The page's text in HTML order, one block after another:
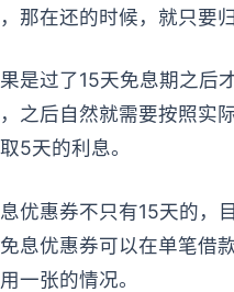
那在还的时候，就只要
是过了15天免息期之后
之后自然就需要按照实
5天的利息。
优惠券不只有15天的，
息优惠券可以在单笔借
一张的情况。